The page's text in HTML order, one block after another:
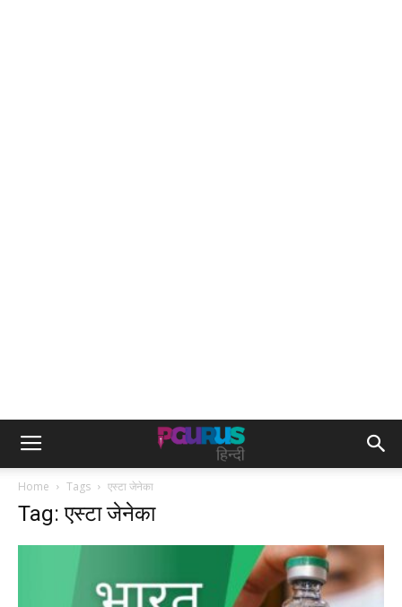
Home Tags एस्टा जेनेका
Tag: एस्टा जेनेका